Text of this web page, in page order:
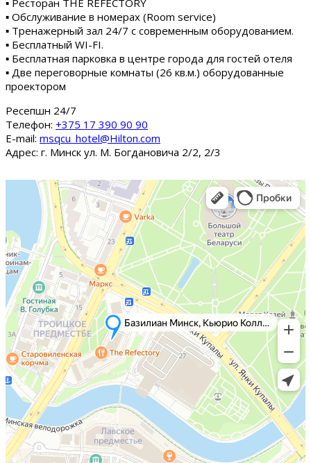
▪ Ресторан THE REFECTORY
▪ Обслуживание в номерах (Room service)
▪ Тренажерный зал 24/7 с современным оборудованием.
▪ Бесплатный WI-FI.
▪ Бесплатная парковка в центре города для гостей отеля
▪ Две переговорные комнаты (26 кв.м.) оборудованные
проектором
Ресепшн 24/7
Tелефон: +375 17 390 90 90
E-mail: msqcu_hotel@Hilton.com
Адрес: г. Минск ул. М. Богдановича 2/2, 2/3